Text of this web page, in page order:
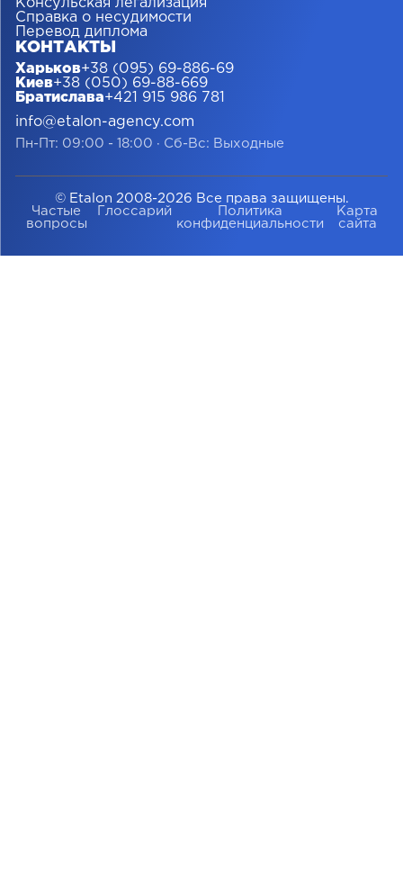
Консульская легализация
Справка о несудимости
Перевод диплома
КОНТАКТЫ
Харьков+38 (095) 69-886-69
Киев+38 (050) 69-88-669
Братислава+421 915 986 781
info@etalon-agency.com
Пн-Пт: 09:00 - 18:00 · Сб-Вс: Выходные
© Etalon 2008-2026 Все права защищены.
Частые
вопросы
Глоссарий
Политика
конфиденциальности
Карта
сайта